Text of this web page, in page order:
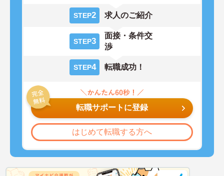
STEP2 求人のご紹介
STEP3
面接・条件交
渉
STEP4 転職成功！
転職サポートに登録
はじめて転職する方へ